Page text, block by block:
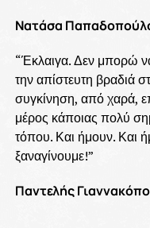
Νατάσα
“Έκλαιγα. Δεν μπορώ
την απίστευτη βραδιά
συγκίνηση, από χαρά,
μέρος κάποιας πολύ
τόπου. Και ήμουν. Και
ξαναγίνουμε!”
Παντελής